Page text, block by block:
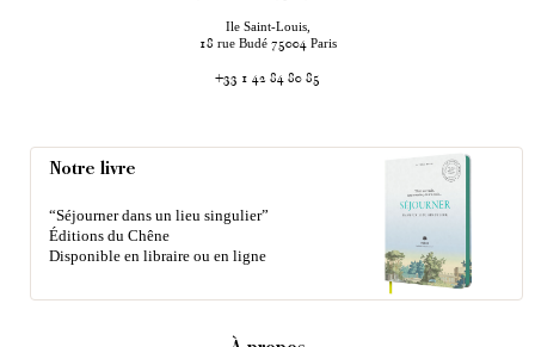
Ile Saint-Louis,
18 rue Budé 75004 Paris
+33 1 42 84 80 85
Notre livre
“Séjourner dans un lieu singulier”
Éditions du Chêne
Disponible en libraire ou en ligne